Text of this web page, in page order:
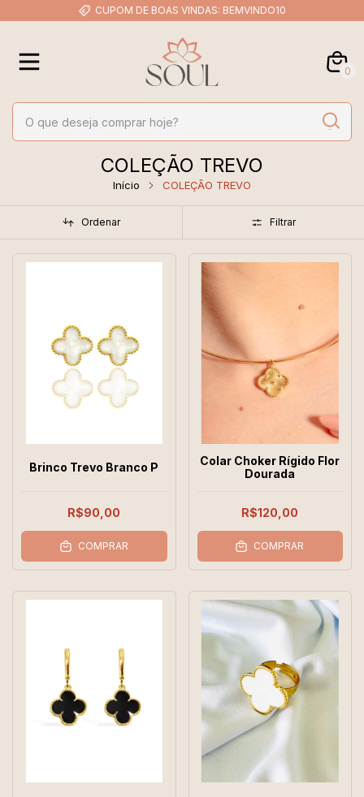
CUPOM DE BOAS VINDAS: BEMVINDO10
0
COLEÇÃO TREVO
Início COLEÇÃO TREVO
Ordenar Filtrar
Brinco Trevo Branco P
R$90,00
COMPRAR
Colar Choker Rígido Flor
Dourada
R$120,00
COMPRAR